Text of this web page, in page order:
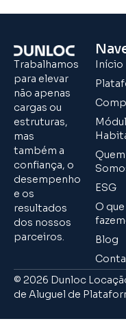
Trabalhamos
para elevar
não apenas
cargas ou
estruturas,
mas
também a
confiança, o
desempenho
e os
resultados
dos nossos
parceiros.
Início
Quem
ESG
O que
Blog
© 2026 Dunloc
de Aluguel de